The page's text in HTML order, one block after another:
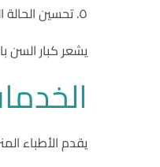
٥. تحسين الحالة النفسية:
يشعر كبار السن
يقدم الأطباء